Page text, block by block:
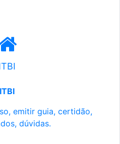
ITBI
emitir guia, certidão,
dúvidas.